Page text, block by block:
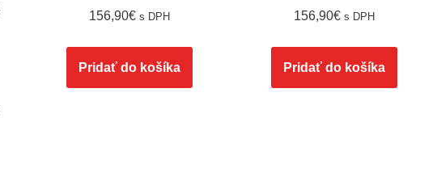
156,90€ s DPH
Pridať do košíka
156,90€ s DPH
Pridať do košíka